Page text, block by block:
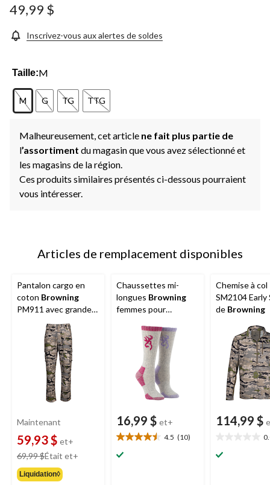
page.
49,99 $
Inscrivez-vous aux alertes de soldes
Taille:M
M G TG TTG
Malheureusement, cet article ne fait plus partie de
l’assortiment du magasin que vous avez sélectionné et
les magasins de la région.
Ces produits similaires présentés ci-dessous pourraient
vous intéresser.
Articles de remplacement disponibles
Pantalon cargo en
coton Browning
PM911 avec grandes
poches pour la
chasse et la
randonnée,
camouflage
Maintenant
59,93 $ et+
69,99 $Était et+
Liquidation◊
Chaussettes mi-
longues Browning
femmes pour
chasse et la
randonnée, gris
16,99 $ et+
4.5 (10)
4.5
étoile(s)
Chemise à col
SM2104 Early
de Browning
114,99 $
étoile(s)